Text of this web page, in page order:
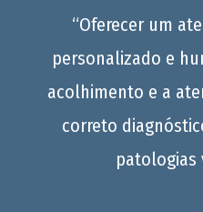
“Oferecer um
personalizado e
acolhimento e a
correto
patologias